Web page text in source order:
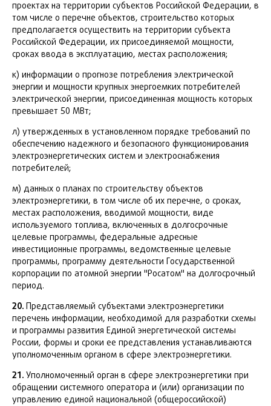
проектах на территории субъектов Российской Федерации, в
том числе о перечне объектов, строительство которых
предполагается осуществить на территории субъекта
Российской Федерации, их присоединяемой мощности,
сроках ввода в эксплуатацию, местах расположения;
к) информации о прогнозе потребления электрической
энергии и мощности крупных энергоемких потребителей
электрической энергии, присоединенная мощность которых
превышает 50 МВт;
л) утвержденных в установленном порядке требований по
обеспечению надежного и безопасного функционирования
электроэнергетических систем и электроснабжения
потребителей;
м) данных о планах по строительству объектов
электроэнергетики, в том числе об их перечне, о сроках,
местах расположения, вводимой мощности, виде
используемого топлива, включенных в долгосрочные
целевые программы, федеральные адресные
инвестиционные программы, ведомственные целевые
программы, программу деятельности Государственной
корпорации по атомной энергии "Росатом" на долгосрочный
период.
20. Представляемый субъектами электроэнергетики
перечень информации, необходимой для разработки схемы
и программы развития Единой энергетической системы
России, формы и сроки ее представления устанавливаются
уполномоченным органом в сфере электроэнергетики.
21. Уполномоченный орган в сфере электроэнергетики при
обращении системного оператора и (или) организации по
управлению единой национальной (общероссийской)